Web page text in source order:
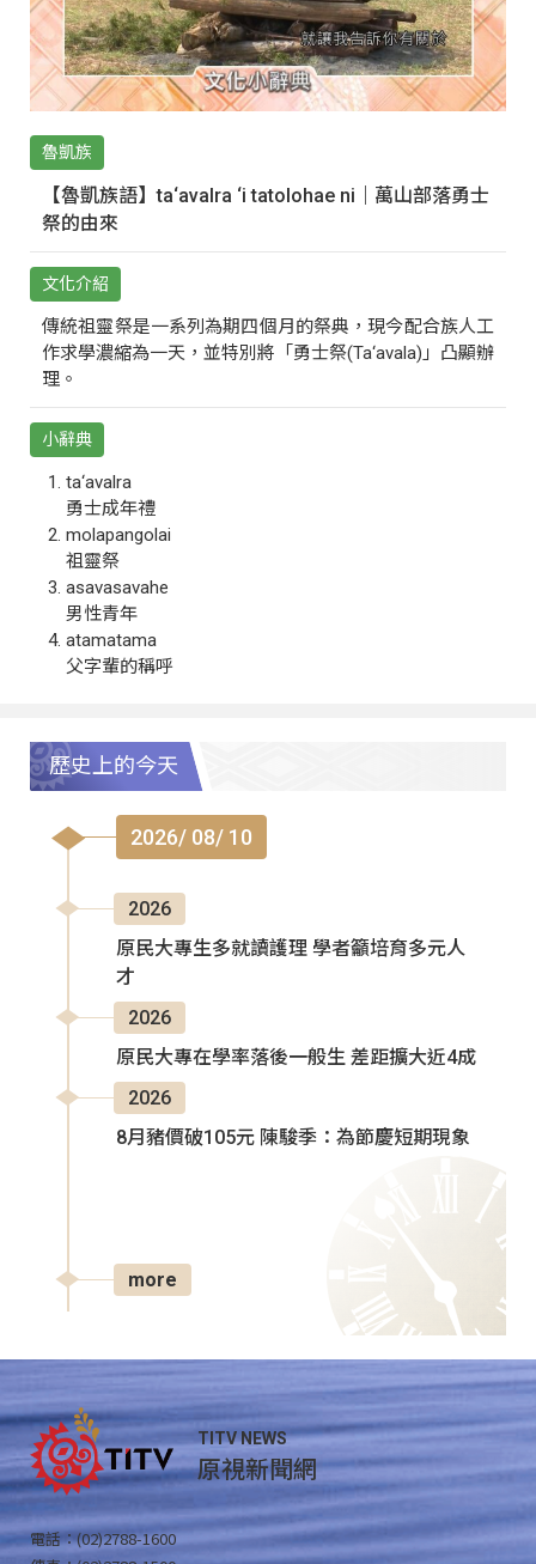
魯凱族
【魯凱族語】ta‘avalra ‘i tatolohae ni｜萬山部落勇士
祭的由來
文化介紹
傳統祖靈祭是一系列為期四個月的祭典，現今配合族人工
作求學濃縮為一天，並特別將「勇士祭(Ta‘avala)」凸顯辦
理。
小辭典
ta‘avalra
勇士成年禮
molapangolai
祖靈祭
asavasavahe
男性青年
atamatama
父字輩的稱呼
歷史上的今天
2026/ 08/ 10
2026
原民大專生多就讀護理 學者籲培育多元人
才
2026
原民大專在學率落後一般生 差距擴大近4成
2026
8月豬價破105元 陳駿季：為節慶短期現象
more
TITV NEWS
原視新聞網
電話：(02)2788-1600